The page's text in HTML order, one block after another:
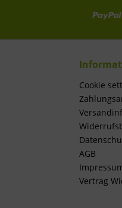
Cookie
AGB
Vertrag